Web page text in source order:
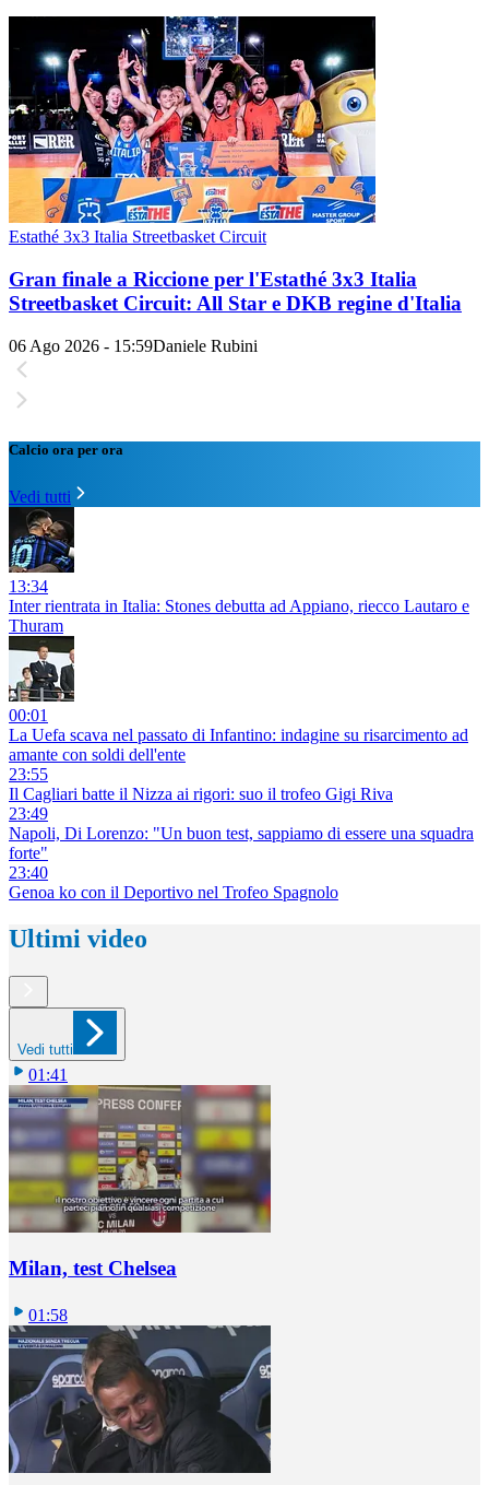
Estathé 3x3 Italia Streetbasket Circuit
Gran finale a Riccione per l'Estathé 3x3 Italia
Streetbasket Circuit: All Star e DKB regine d'Italia
06 Ago 2026 - 15:59Daniele Rubini
Calcio ora per ora
Vedi tutti
13:34
Inter rientrata in Italia: Stones debutta ad Appiano, riecco Lautaro e
Thuram
00:01
La Uefa scava nel passato di Infantino: indagine su risarcimento ad
amante con soldi dell'ente
23:55
Il Cagliari batte il Nizza ai rigori: suo il trofeo Gigi Riva
23:49
Napoli, Di Lorenzo: "Un buon test, sappiamo di essere una squadra
forte"
23:40
Genoa ko con il Deportivo nel Trofeo Spagnolo
Ultimi video
Vedi tutti
01:41
Milan, test Chelsea
01:58